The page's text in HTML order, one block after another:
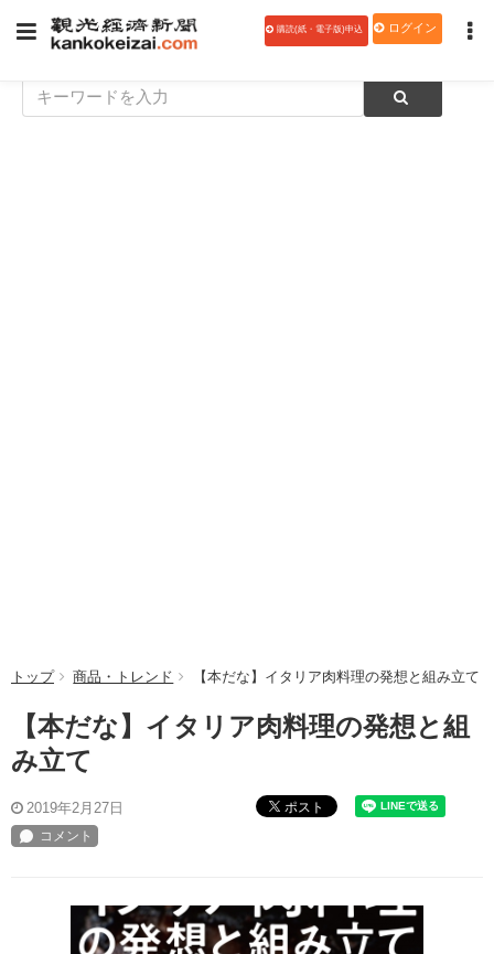
購読(紙・電子版)申込 ログイン
トップ 商品・トレンド 【本だな】イタリア肉料理の発想と組み立て
【本だな】イタリア肉料理の発想と組
み立て
2019年2月27日 ポスト